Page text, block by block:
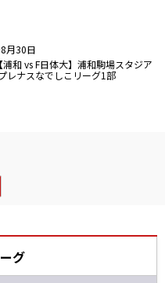
月30日
和 vs F日体大】浦和駒場スタジア
レナスなでしこリーグ1部
グ